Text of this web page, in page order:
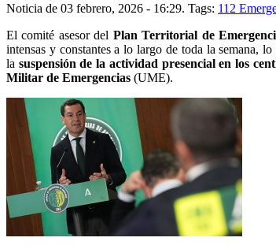
Noticia de 03 febrero, 2026 - 16:29. Tags: 112
El comité asesor del Plan Territorial de
intensas y constantes a lo largo de toda la semana,
la suspensión de la actividad presencial en los
Militar de Emergencias (UME).